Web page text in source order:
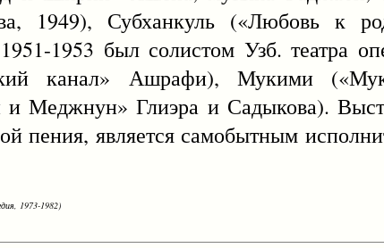
1949), Субханкуль («Любовь к
1953 был солистом Узб. театра
канал» Ашрафи), Мукими
Меджнун» Глиэра и Садыкова).
пения, является самобытным
1973-1982)